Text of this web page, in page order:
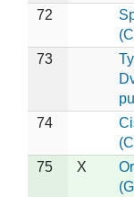
72
73
74
75 X